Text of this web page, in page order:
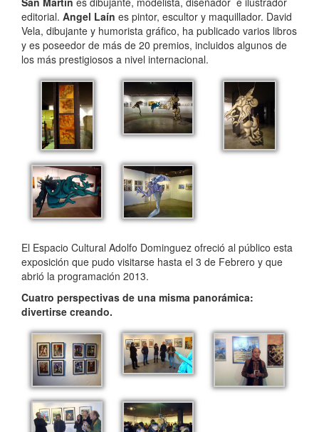
editorial. Angel Laín es pintor, escultor y maquillador. David
Vela, dibujante y humorista gráfico, ha publicado varios libros
y es poseedor de más de 20 premios, incluidos algunos de
los más prestigiosos a nivel internacional.
El Espacio Cultural Adolfo Dominguez ofreció al público esta
exposición que pudo visitarse hasta el 3 de Febrero y que
abrió la programación 2013.
Cuatro perspectivas de una misma panorámica:
divertirse creando.